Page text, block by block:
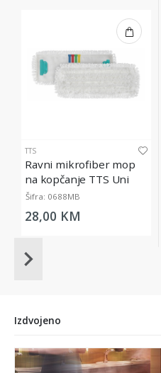
TTS
Ravni mikrofiber mop
na kopčanje TTS Uni
System
Šifra: 0688MB
28,00 KM
Item
Izdvojeno